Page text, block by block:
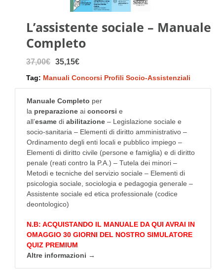
L’assistente sociale – Manuale
Completo
37,00€ 35,15€
Tag: Manuali Concorsi Profili Socio-Assistenziali
Manuale Completo per
la preparazione ai concorsi e
all’esame di abilitazione – Legislazione sociale e
socio-sanitaria – Elementi di diritto amministrativo –
Ordinamento degli enti locali e pubblico impiego –
Elementi di diritto civile (persone e famiglia) e di diritto
penale (reati contro la P.A.) – Tutela dei minori –
Metodi e tecniche del servizio sociale – Elementi di
psicologia sociale, sociologia e pedagogia generale –
Assistente sociale ed etica professionale (codice
deontologico)
N.B: ACQUISTANDO IL MANUALE DA QUI AVRAI IN
OMAGGIO 30 GIORNI DEL NOSTRO SIMULATORE
QUIZ PREMIUM
Altre informazioni →